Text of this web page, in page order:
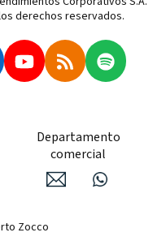
derechos reservados.
Departamento
comercial
Zocco